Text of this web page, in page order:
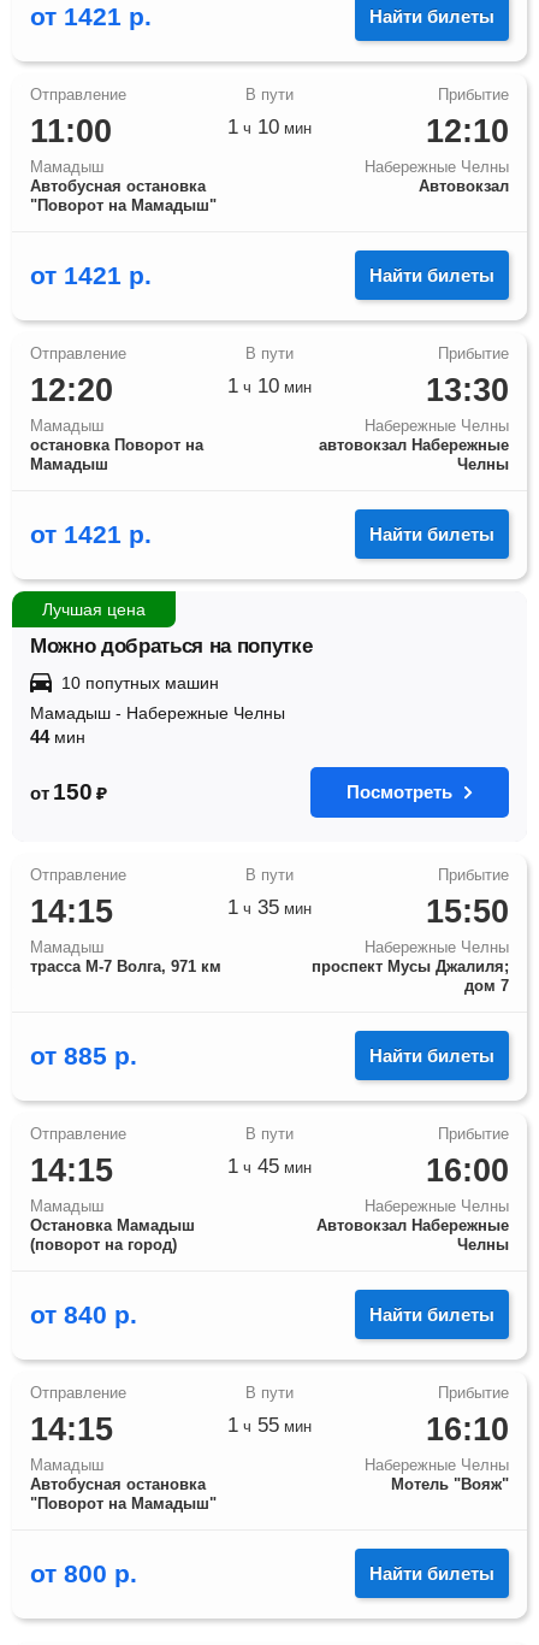
от 1421 р. Найти билеты
11:00
Мамадыш
Автобусная остановка
"Поворот на Мамадыш"
12:10
Набережные Челны
Автовокзал
1 ч 10 мин
от 1421 р. Найти билеты
12:20
Мамадыш
остановка Поворот на
Мамадыш
13:30
Набережные Челны
автовокзал Набережные
Челны
1 ч 10 мин
от 1421 р. Найти билеты
Лучшая цена
Можно добраться на попутке
10 попутных машин
Мамадыш - Набережные Челны
44 мин
от 150 ₽ Посмотреть
14:15
Мамадыш
трасса М-7 Волга, 971 км
15:50
Набережные Челны
проспект Мусы Джалиля;
дом 7
1 ч 35 мин
от 885 р. Найти билеты
14:15
Мамадыш
Остановка Мамадыш
(поворот на город)
16:00
Набережные Челны
Автовокзал Набережные
Челны
1 ч 45 мин
от 840 р. Найти билеты
14:15
Мамадыш
Автобусная остановка
"Поворот на Мамадыш"
16:10
Набережные Челны
Мотель "Вояж"
1 ч 55 мин
от 800 р. Найти билеты